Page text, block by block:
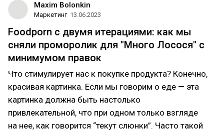
Maxim Bolonkin
Маркетинг 13.06.2023
Foodporn c двумя итерациями: как мы
сняли проморолик для "Много Лосося" с
минимумом правок
Что стимулирует нас к покупке продукта? Конечно,
красивая картинка. Если мы говорим о еде — эта
картинка должна быть настолько
привлекательной, что при одном только взгляде
на нее, как говорится “текут слюнки”. Часто такой